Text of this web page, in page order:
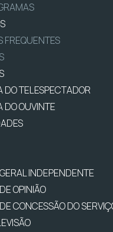
FREQUENTES
DO TELESPECTADOR
DO OUVINTE
INDEPENDENTE
OPINIÃO
CONCESSÃO DO